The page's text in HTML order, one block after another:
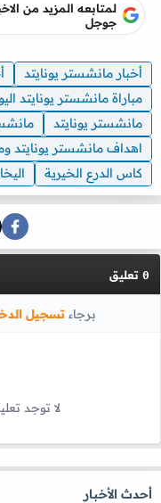
لمتابعه المزيد من
جوجل
أخبار مانشستر يونايتد
مباراة مانشستر يونايتد
مانشستر يونايتد
اهداف مانشستر يونايتد
كاس الدرع الخيرية
0 تعليق
برجاءتسجيل
لا توجد
أحدث الأخبار